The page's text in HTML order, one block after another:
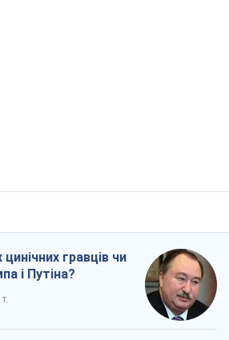
цинічних гравців чи
і Путіна?